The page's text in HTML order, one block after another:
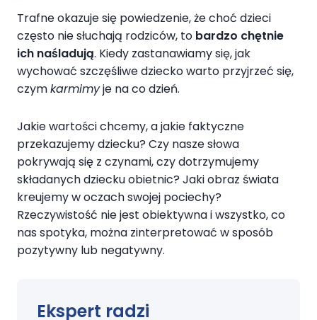
Trafne okazuje się powiedzenie, że choć dzieci
często nie słuchają rodziców, to bardzo chętnie
ich naśladują. Kiedy zastanawiamy się, jak
wychować szczęśliwe dziecko warto przyjrzeć się,
czymkarmimyje na co dzień.
Jakie wartości chcemy, a jakie faktyczne
przekazujemy dziecku? Czy nasze słowa
pokrywają się z czynami, czy dotrzymujemy
składanych dziecku obietnic? Jaki obraz świata
kreujemy w oczach swojej pociechy?
Rzeczywistość nie jest obiektywna i wszystko, co
nas spotyka, można zinterpretować w sposób
pozytywny lub negatywny.
Ekspert radzi